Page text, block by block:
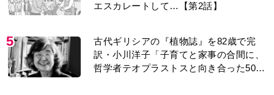
エスカレートして…【第2話】
5
古代ギリシアの『植物誌』を82歳で完
訳・小川洋子「子育てと家事の合間に、
哲学者テオプラストスと向き合った50